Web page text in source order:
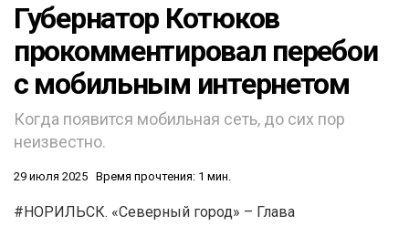
Губернатор Котюков
прокомментировал перебои
с мобильным интернетом
Когда появится мобильная сеть, до сих пор
неизвестно.
29 июля 2025 Время прочтения: 1 мин.
#НОРИЛЬСК. «Северный город» – Глава